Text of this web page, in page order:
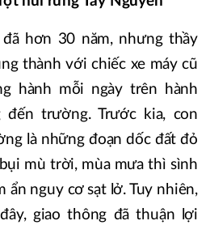
đã hơn 30 năm, nhưng thầy
thành với chiếc xe máy cũ
hành mỗi ngày trên hành
trường. Trước kia, con
là những đoạn dốc đất đỏ
mù trời, mùa mưa thì sình
ẩn nguy cơ sạt lở. Tuy nhiên,
giao thông đã thuận lợi